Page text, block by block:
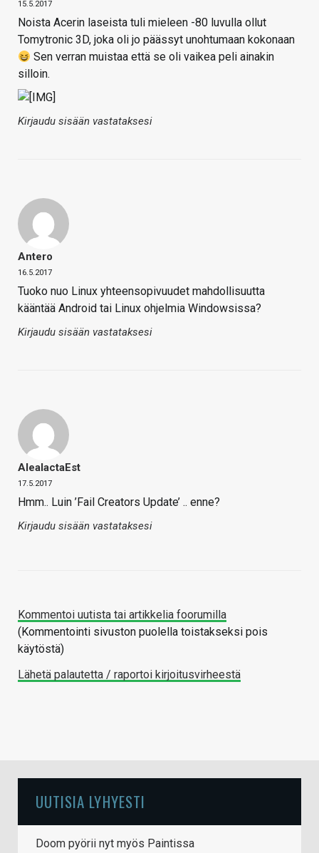
15.5.2017
Noista Acerin laseista tuli mieleen -80 luvulla ollut
Tomytronic 3D, joka oli jo päässyt unohtumaan kokonaan
Sen verran muistaa että se oli vaikea peli ainakin
silloin.
Kirjaudu sisään vastataksesi
Antero
16.5.2017
Tuoko nuo Linux yhteensopivuudet mahdollisuutta
kääntää Android tai Linux ohjelmia Windowsissa?
Kirjaudu sisään vastataksesi
AleaIactaEst
17.5.2017
Hmm.. Luin ’Fail Creators Update’ .. enne?
Kirjaudu sisään vastataksesi
Kommentoi uutista tai artikkelia foorumilla
(Kommentointi sivuston puolella toistakseksi pois
käytöstä)
Lähetä palautetta / raportoi kirjoitusvirheestä
UUTISIA LYHYESTI
Doom pyörii nyt myös Paintissa